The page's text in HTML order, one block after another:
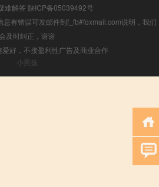
难解答 陕ICP备05039492号
有错误可发邮件到f_fb#foxmail.com说明，我们
会及时纠正，谢谢
好，不接盈利性广告及商业合作
小男孩